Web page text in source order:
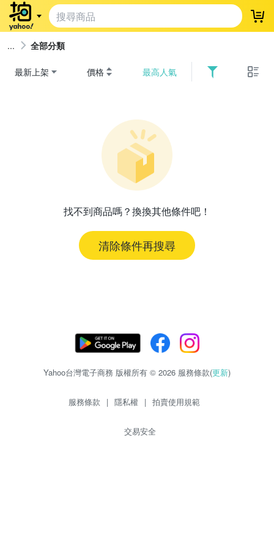
登
全部分類
最新上架 價格 最高人氣
找不到商品嗎？換換其他條件吧！
清除條件再搜尋
Yahoo台灣電子商務 版權所有 © 2026 服務條款(更新)
服務條款 | 隱私權 | 拍賣使用規範
交易安全